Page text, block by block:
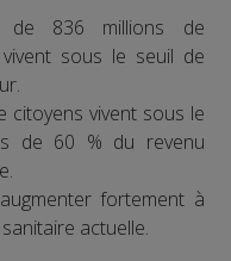
de 836 millions de
sous le seuil de
citoyens vivent sous le
de 60 % du revenu
fortement à
actuelle.